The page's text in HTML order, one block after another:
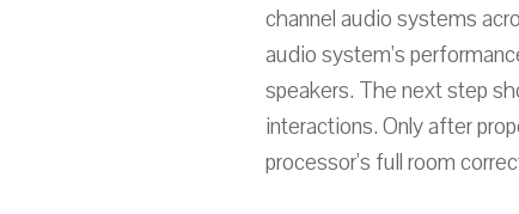
channel audio systems
audio system’s
speakers. The next step
interactions. Only after
processor’s full room